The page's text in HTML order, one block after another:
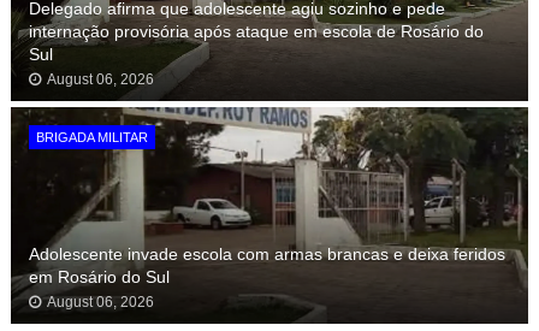
Delegado afirma que adolescente agiu sozinho e pede
internação provisória após ataque em escola de Rosário do
Sul
August 06, 2026
BRIGADA MILITAR
Adolescente invade escola com armas brancas e deixa feridos
em Rosário do Sul
August 06, 2026